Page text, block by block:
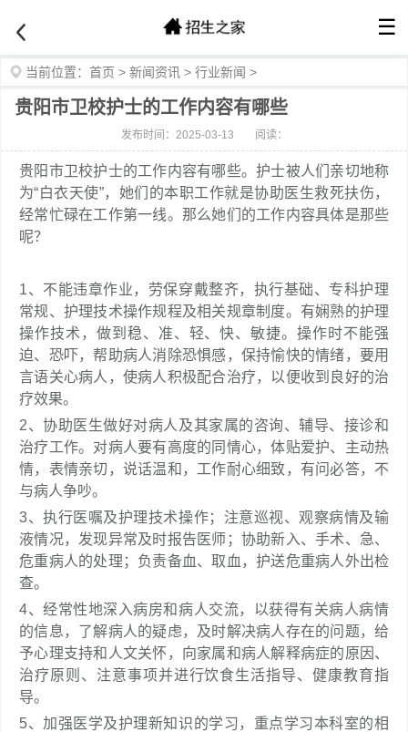
☰
当前位置： 首页 > 新闻资讯 > 行业新闻 >
贵阳市卫校护士的工作内容有哪些
发布时间：2025-03-13 阅读：
贵阳市卫校护士的工作内容有哪些。护士被人们亲切地称
为“白衣天使”，她们的本职工作就是协助医生救死扶伤，
经常忙碌在工作第一线。那么她们的工作内容具体是那些
呢？
1、不能违章作业，劳保穿戴整齐，执行基础、专科护理
常规、护理技术操作规程及相关规章制度。有娴熟的护理
操作技术，做到稳、准、轻、快、敏捷。操作时不能强
迫、恐吓，帮助病人消除恐惧感，保持愉快的情绪，要用
言语关心病人，使病人积极配合治疗，以便收到良好的治
疗效果。
2、协助医生做好对病人及其家属的咨询、辅导、接诊和
治疗工作。对病人要有高度的同情心，体贴爱护、主动热
情，表情亲切，说话温和，工作耐心细致，有问必答，不
与病人争吵。
3、执行医嘱及护理技术操作；注意巡视、观察病情及输
液情况，发现异常及时报告医师；协助新入、手术、急、
危重病人的处理；负责备血、取血，护送危重病人外出检
查。
4、经常性地深入病房和病人交流，以获得有关病人病情
的信息，了解病人的疑虑，及时解决病人存在的问题，给
予心理支持和人文关怀，向家属和病人解释病症的原因、
治疗原则、注意事项并进行饮食生活指导、健康教育指
导。
5、加强医学及护理新知识的学习，重点学习本科室的相